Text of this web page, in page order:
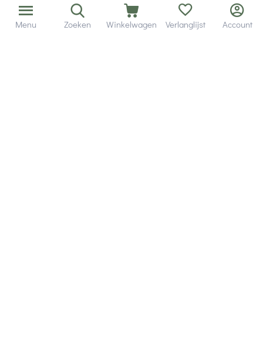
Contact gegevens
Menu Zoeken Winkelwagen Verlanglijst Account